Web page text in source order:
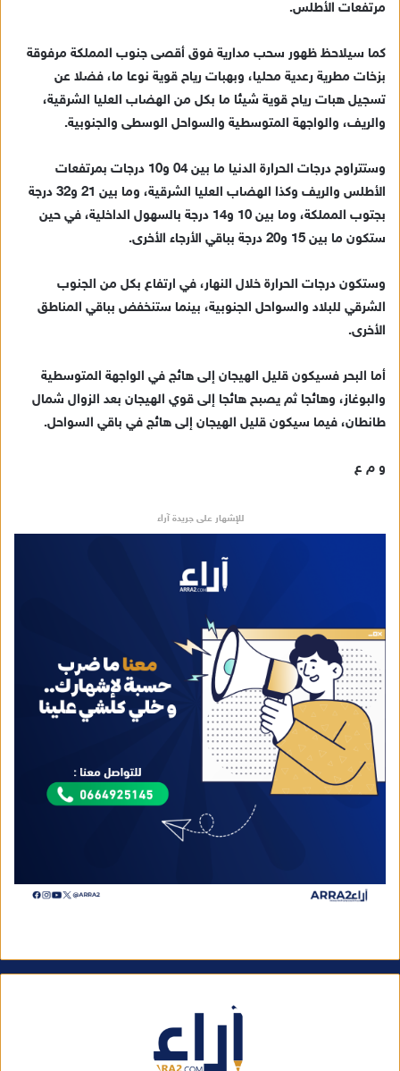
إ
ك
ت
ر
مرتفعات الأطلس.
كما سيلاحظ ظهور سحب مدارية فوق أقصى جنوب المملكة مرفوقة
بزخات مطرية رعدية محليا، وبهبات رياح قوية نوعا ما، فضلا عن
تسجيل هبات رياح قوية شيئا ما بكل من الهضاب العليا الشرقية،
والريف، والواجهة المتوسطية والسواحل الوسطى والجنوبية.
وستتراوح درجات الحرارة الدنيا ما بين 04 و10 درجات بمرتفعات
الأطلس والريف وكذا الهضاب العليا الشرقية، وما بين 21 و32 درجة
بجتوب المملكة، وما بين 10 و14 درجة بالسهول الداخلية، في حين
ستكون ما بين 15 و20 درجة بباقي الأرجاء الأخرى.
وستكون درجات الحرارة خلال النهار، في ارتفاع بكل من الجنوب
الشرقي للبلاد والسواحل الجنوبية، بينما ستنخفض بباقي المناطق
الأخرى.
أما البحر فسيكون قليل الهيجان إلى هائج في الواجهة المتوسطية
والبوغاز، وهائجا ثم يصبح هائجا إلى قوي الهيجان بعد الزوال شمال
طانطان، فيما سيكون قليل الهيجان إلى هائج في باقي السواحل.
و م ع
للإشهار على جريدة آراء